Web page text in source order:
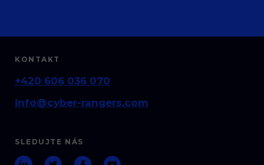
KONTAKT
+420 606 036 070
info@cyber-rangers.com
SLEDUJTE NÁS